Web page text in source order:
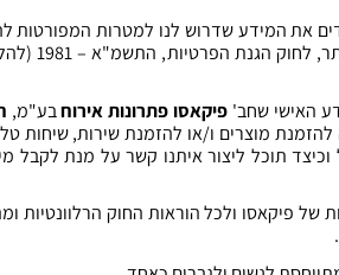
את המידע שדרוש לנו למטרות המפורטות
, לחוק הגנת הפרטיות, התשמ"א –1981 (
האישי שחב' פיקאסו פתרונות אירוחבע"מ,
להזמנת מוצרים ו/או להזמנת שירות,שיחות
וכיצד תוכל ליצור איתנו קשר על מנת לקבל
של פיקאסו ולכל הוראות החוק
.